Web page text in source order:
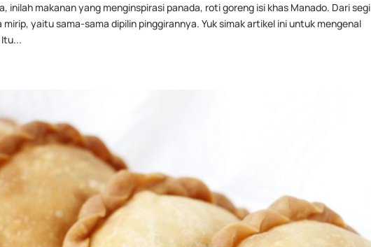
inilah makanan yang menginspirasi panada, roti goreng isi khas Manado. Dari segi
yaitu sama-sama dipilin pinggirannya. Yuk simak artikel ini untuk mengenal